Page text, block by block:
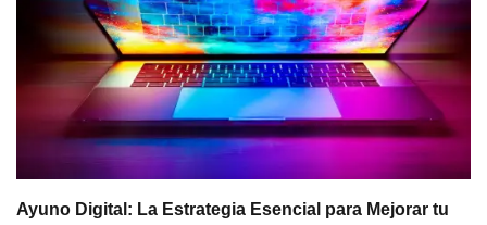
Ayuno Digital: La Estrategia Esencial para Mejorar tu